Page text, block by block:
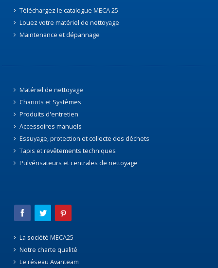
Téléchargez le catalogue MECA 25
Louez votre matériel de nettoyage
Maintenance et dépannage
Matériel de nettoyage
Chariots et Systèmes
Produits d'entretien
Accessoires manuels
Essuyage, protection et collecte des déchets
Tapis et revêtements techniques
Pulvérisateurs et centrales de nettoyage
La société MECA25
Notre charte qualité
Le réseau Avanteam